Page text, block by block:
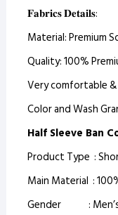
𝐅𝐚𝐛𝐫𝐢𝐜𝐬 𝐃𝐞𝐭𝐚𝐢𝐥𝐬:
Material:
Quality: 100%
Very comfortable
Color and Wash
Half Sleeve Ban
Product Type :
Main Material :
Gender :